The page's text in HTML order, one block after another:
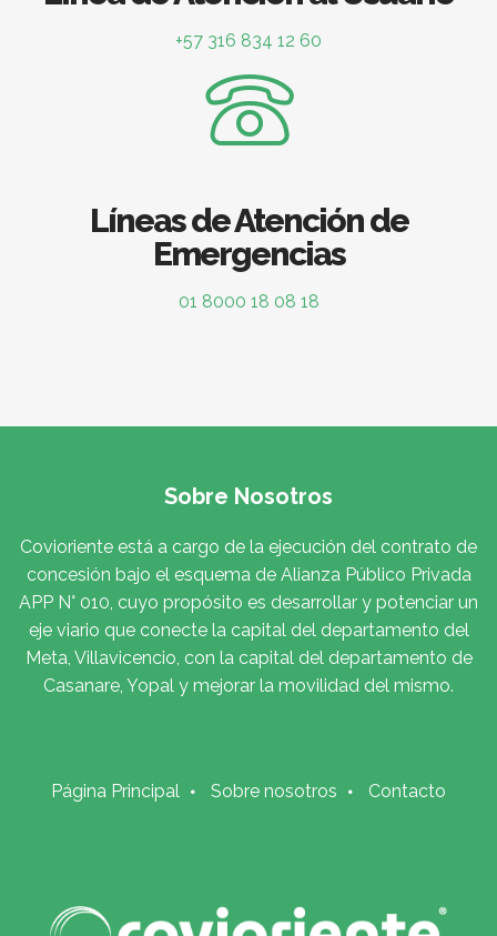
+57 316 834 12 60
Líneas de Atención de
Emergencias
01 8000 18 08 18
Sobre Nosotros
Covioriente está a cargo de la ejecución del contrato de
concesión bajo el esquema de Alianza Público Privada
APP N° 010, cuyo propósito es desarrollar y potenciar un
eje viario que conecte la capital del departamento del
Meta, Villavicencio, con la capital del departamento de
Casanare, Yopal y mejorar la movilidad del mismo.
Página Principal Sobre nosotros Contacto